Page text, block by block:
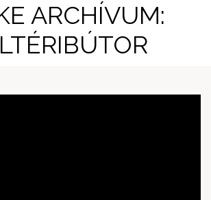
ARCHÍVUM: